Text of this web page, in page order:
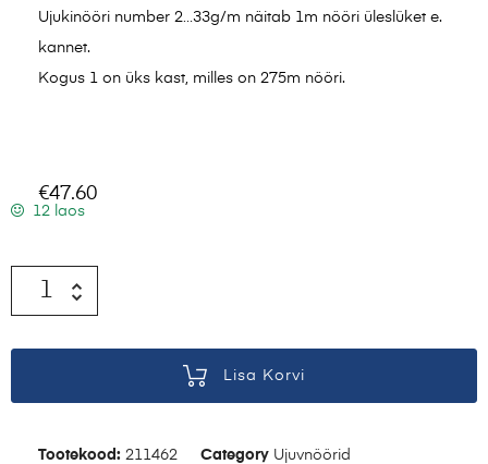
Ujukinööri number 2…33g/m näitab 1m nööri üleslüket e.
kannet.
Kogus 1 on üks kast, milles on 275m nööri.
€47.60
12 laos
Lisa Korvi
Tootekood: 211462 Category Ujuvnöörid